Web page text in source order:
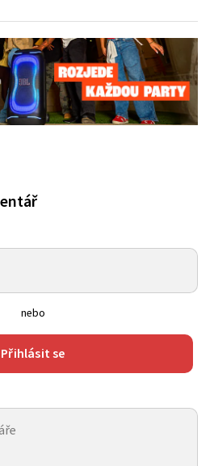
nebo
Přihlásit se